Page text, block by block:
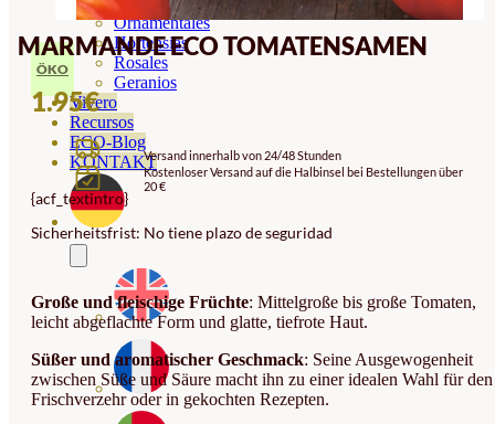
Ornamentales
Hortensias
Rosales
Geranios
Vivero
Recursos
ECO-Blog
KONTAKT
MARMANDE ECO TOMATENSAMEN
ÖKO
1.95€
Versand innerhalb von 24/48 Stunden
Kostenloser Versand auf die Halbinsel bei Bestellungen über
20 €
{acf_textintro}
Sicherheitsfrist: No tiene plazo de seguridad
Große und fleischige Früchte: Mittelgroße bis große Tomaten,
leicht abgeflachte Form und glatte, tiefrote Haut.
Süßer und aromatischer Geschmack: Seine Ausgewogenheit
zwischen Süße und Säure macht ihn zu einer idealen Wahl für den
Frischverzehr oder in gekochten Rezepten.